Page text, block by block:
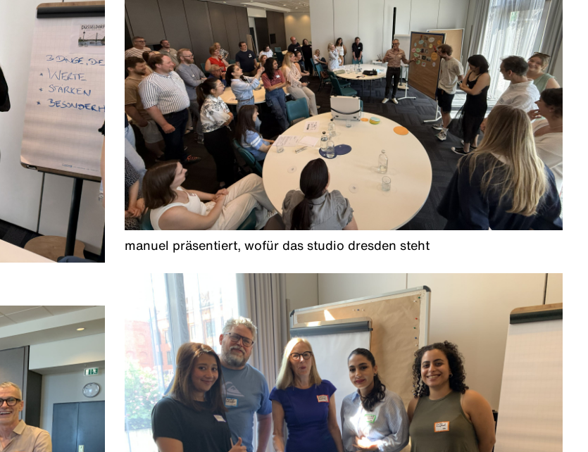
manuel präsentiert, wofür das studio dresden steht